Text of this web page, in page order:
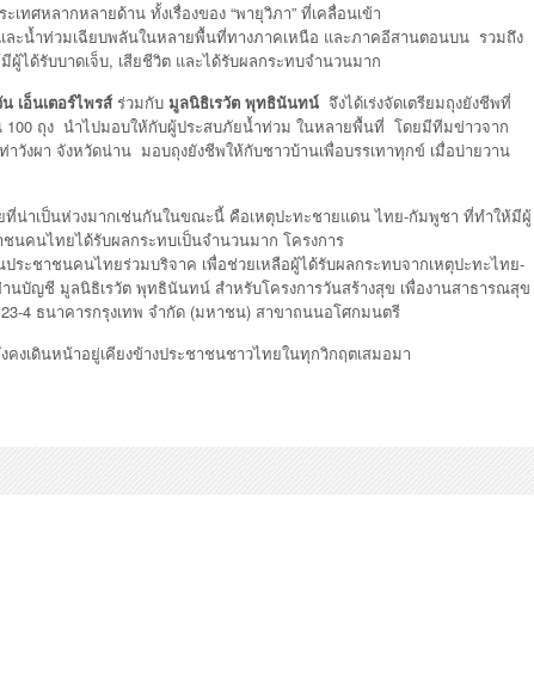
ทศหลากหลายด้าน ทั้งเรื่องของ “พายุวิภา” ที่เคลื่อนเข้า
ละน้ำท่วมเฉียบพลันในหลายพื้นที่ทางภาคเหนือ และภาคอีสานตอนบน รวมถึง
ได้รับบาดเจ็บ, เสียชีวิต และได้รับผลกระทบจำนวนมาก
เอ็นเตอร์ไพรส์ ร่วมกับ มูลนิธิเรวัต พุทธินันทน์ จึงได้เร่งจัดเตรียมถุงยังชีพที่
100 ถุง นำไปมอบให้กับผู้ประสบภัยน้ำท่วม ในหลายพื้นที่ โดยมีทีมข่าวจาก
าวังผา จังหวัดน่าน มอบถุงยังชีพให้กับชาวบ้านเพื่อบรรเทาทุกข์ เมื่อบ่ายวาน
น่าเป็นห่วงมากเช่นกันในขณะนี้ คือเหตุปะทะชายแดน ไทย-กัมพูชา ที่ทำให้มีผู้
นคนไทยได้รับผลกระทบเป็นจำนวนมาก โครงการ
ประชาชนคนไทยร่วมบริจาค เพื่อช่วยเหลือผู้ได้รับผลกระทบจากเหตุปะทะไทย-
บัญชี มูลนิธิเรวัต พุทธินันทน์ สำหรับโครงการวันสร้างสุข เพื่องานสาธารณสุข
4 ธนาคารกรุงเทพ จำกัด (มหาชน) สาขาถนนอโศกมนตรี
คงเดินหน้าอยู่เคียงข้างประชาชนชาวไทยในทุกวิกฤตเสมอมา